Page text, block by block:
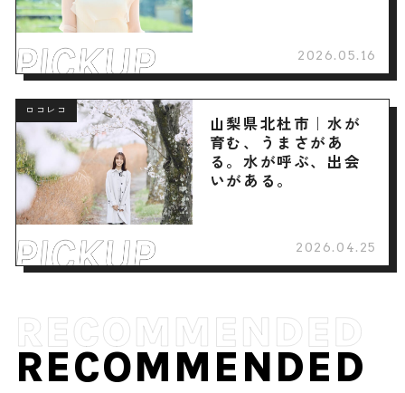
2026.05.16
ロコレコ
山梨県北杜市｜水が
育む、うまさがあ
る。水が呼ぶ、出会
いがある。
2026.04.25
RECOMMENDED